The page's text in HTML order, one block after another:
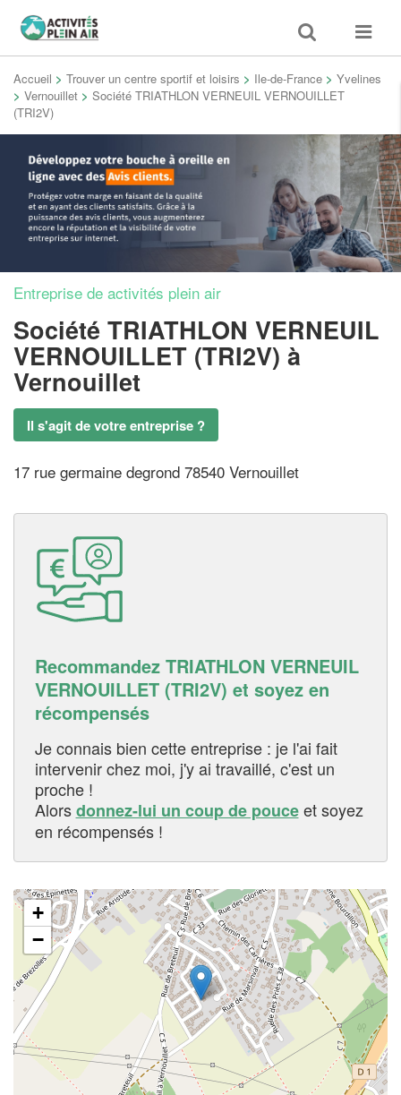
Toggle
search
Toggle
Accueil > Trouver un centre sportif et loisirs > Ile-de-France > Yvelines
> Vernouillet > Société TRIATHLON VERNEUIL VERNOUILLET
(TRI2V)
Entreprise de activités plein air
Société TRIATHLON VERNEUIL
VERNOUILLET (TRI2V) à
Vernouillet
Il s'agit de votre entreprise ?
17 rue germaine degrond 78540 Vernouillet
Recommandez TRIATHLON VERNEUIL
VERNOUILLET (TRI2V) et soyez en
récompensés
Je connais bien cette entreprise : je l'ai fait
intervenir chez moi, j'y ai travaillé, c'est un
proche !
Alorsdonnez-lui un coup de pouceet soyez
en récompensés !
+
−